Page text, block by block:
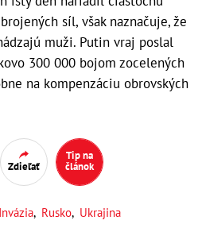
síl, však naznačuje, že
muži. Putin vraj poslal
300 000 bojom zocelených
na kompenzáciu obrovských
Zdieľať
Tip na
článok
Invázia, Rusko, Ukrajina